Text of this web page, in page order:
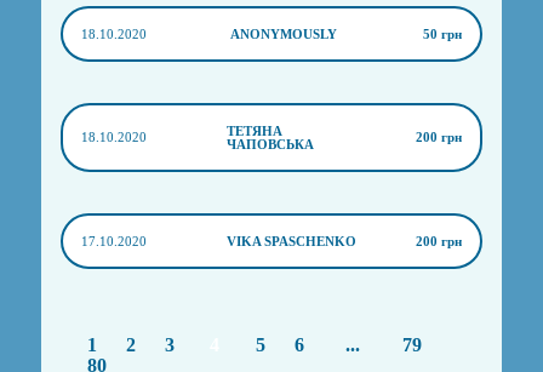
18.10.2020 ANONYMOUSLY 50 грн
18.10.2020
ТЕТЯНА
ЧАПОВСЬКА
200 грн
17.10.2020 VIKA SPASCHENKO 200 грн
1 2 3 5 6 ...
79
80